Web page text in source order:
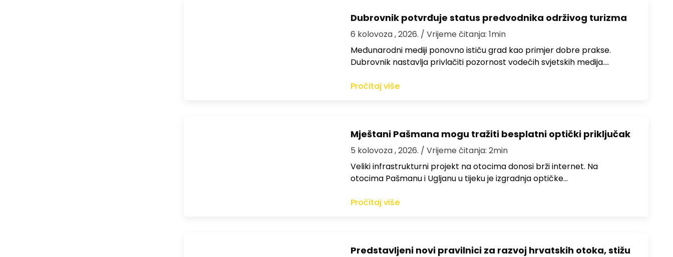
Dubrovnik potvrđuje status predvodnika održivog turizma
6 kolovoza , 2026. / Vrijeme čitanja: 1min
Međunarodni mediji ponovno ističu grad kao primjer dobre prakse.
Dubrovnik nastavlja privlačiti pozornost vodećih svjetskih medija.…
Pročitaj više
Mještani Pašmana mogu tražiti besplatni optički priključak
5 kolovoza , 2026. / Vrijeme čitanja: 2min
Veliki infrastrukturni projekt na otocima donosi brži internet. Na
otocima Pašmanu i Ugljanu u tijeku je izgradnja optičke…
Pročitaj više
Predstavljeni novi pravilnici za razvoj hrvatskih otoka, stižu